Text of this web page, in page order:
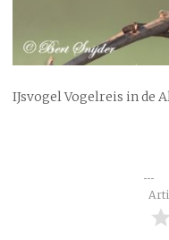
IJsvogel Vogelreis in de